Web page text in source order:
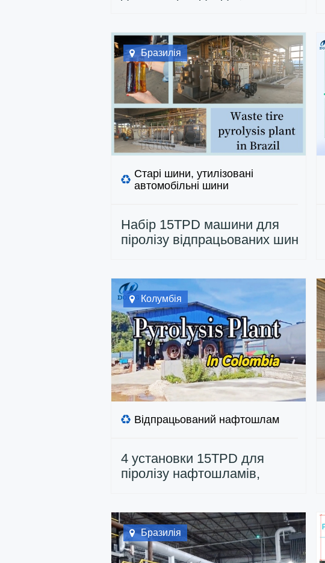
Бразилія
Старі шини, утилізовані
автомобільні шини
Набір 15TPD машини для
піролізу відпрацьованих шин
Колумбія
Відпрацьований нафтошлам
4 установки 15TPD для
піролізу нафтошламів,
Бразилія